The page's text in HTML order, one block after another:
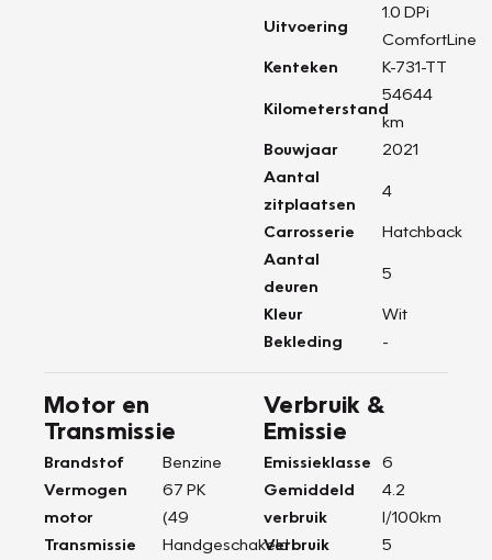
Uitvoering
1.0 DPi
ComfortLine
Kenteken
K-731-TT
Kilometerstand
54644
km
Bouwjaar
2021
Aantal
zitplaatsen
4
Carrosserie
Hatchback
Aantal
deuren
5
Kleur
Wit
Bekleding
-
Motor en
Transmissie
Brandstof
Benzine
Vermogen
motor
67 PK
(49
Transmissie
Handgeschakeld
Verbruik &
Emissie
Emissieklasse
6
Gemiddeld
verbruik
4.2
l/100km
Verbruik
5